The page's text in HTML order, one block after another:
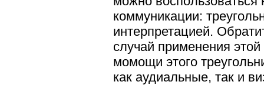
коммуникации:
интерпретацией.
случай применения
момощи этого
как аудиальные, так и